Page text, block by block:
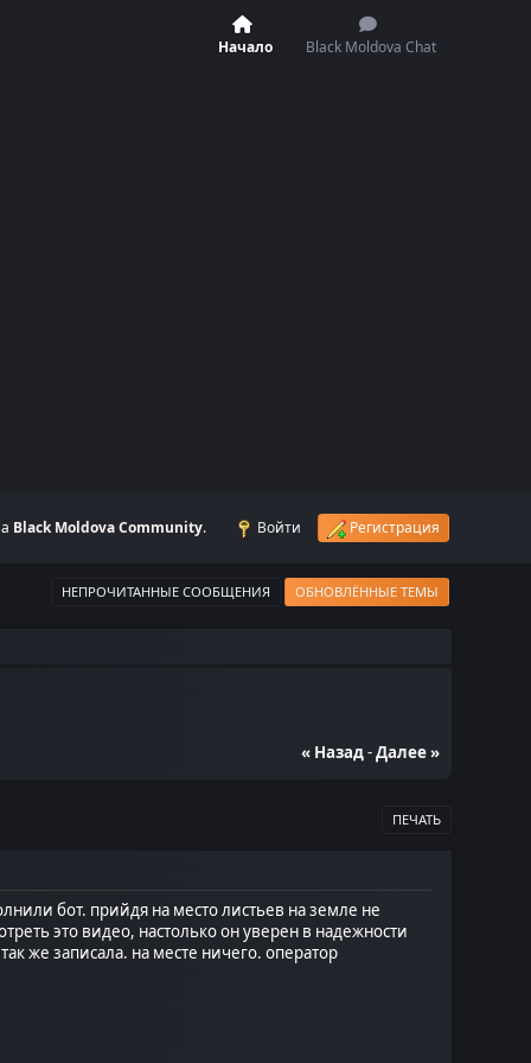
Начало Black Moldova Chat
Black Moldova Community. Войти Регистрация
НЕПРОЧИТАННЫЕ СООБЩЕНИЯ ОБНОВЛЁННЫЕ ТЕМЫ
« Назад-Далее »
ПЕЧАТЬ
бот. прийдя на место листьев на земле не
это видео, настолько он уверен в надежности
же записала. на месте ничего. оператор